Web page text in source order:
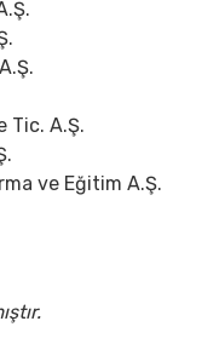
Tic. A.Ş.
ve Eğitim A.Ş.